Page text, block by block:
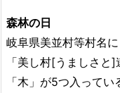
森林の日
岐阜県美並村等村名
「美し村[うましさと
「木」が5つ入って